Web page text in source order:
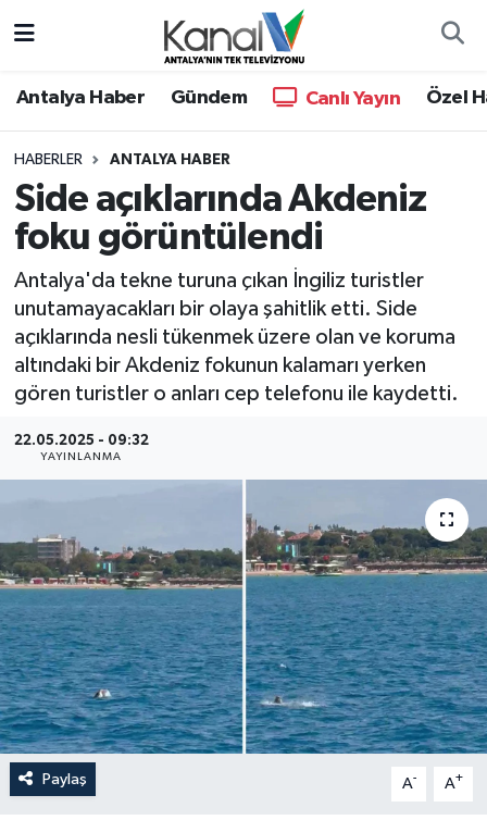
Antalya Haber Gündem Canlı Yayın Özel
HABERLER ANTALYA HABER
Side açıklarında Akdeniz
foku görüntülendi
Antalya'da tekne turuna çıkan İngiliz turistler
unutamayacakları bir olaya şahitlik etti. Side
açıklarında nesli tükenmek üzere olan ve koruma
altındaki bir Akdeniz fokunun kalamarı yerken
gören turistler o anları cep telefonu ile kaydetti.
22.05.2025 - 09:32
YAYINLANMA
Paylaş A- A+
Antalya Haber
Dünya
Eğitim
Ekonomi
Gündem
KANALV Spor
Kültür Sanat
Magazin
Öğle Bülteni
Hava Durumu
Trafik Durumu
Süper Lig Puan Durumu ve Fikstür
Tüm Manşetler
Son Dakika Haberleri